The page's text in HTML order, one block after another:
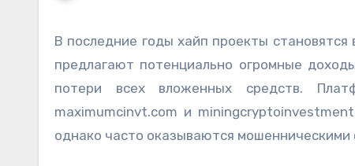
В последние годы хайп проекты становятся все более популярными среди интернет-пользователей. Они
предлагают потенциально огромные
потери всех вложенных средств.
maximumcinvt.com и
однако часто оказываются мошенническими